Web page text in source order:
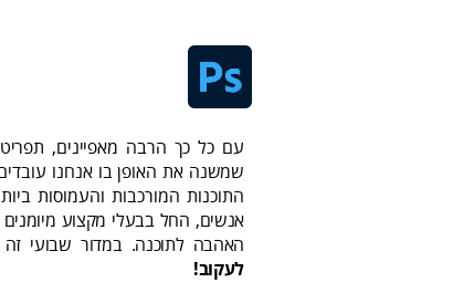
‬שמשנה
האהבה ‬לתוכנה‭.‬ במדור‭ ‬שבועי ‬זה‭ ‬נספק‭ ‬טיפ‭ ‬שימושי‭ ‬על‭ ‬פוטושופ‭.‬
‬לעקוב‭!‬